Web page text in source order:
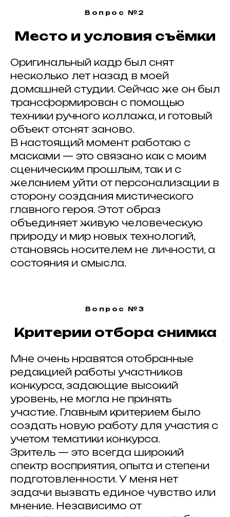
Вопрос №2
Место и условия съёмки
Оригинальный кадр был снят
несколько лет назад в моей
домашней студии. Сейчас же он был
трансформирован с помощью
техники ручного коллажа, и готовый
объект отснят заново.
В настоящий момент работаю с
масками — это связано как с моим
сценическим прошлым, так и с
желанием уйти от персонализации в
сторону создания мистического
главного героя. Этот образ
объединяет живую человеческую
природу и мир новых технологий,
становясь носителем не личности, а
состояния и смысла.
Вопрос №3
Критерии отбора снимка
Мне очень нравятся отобранные
редакцией работы участников
конкурса, задающие высокий
уровень, не могла не принять
участие. Главным критерием было
создать новую работу для участия с
учетом тематики конкурса.
Зритель — это всегда широкий
спектр восприятия, опыта и степени
подготовленности. У меня нет
задачи вызвать единое чувство или
мнение. Независимо от
ВСЕ ЗАПИСИ
#
#ArtkokoPortraitAwards2026
Публикуйте работы
делитесь с друзьями
и отмечайте нас
хештегом в соц. сетях
ИЩЕМ
ИНФОРМАЦИОННЫЕ ПАРТНЕРЫ
Организатор: ИП Гражданкина А.А.
© 2025 Artkoko